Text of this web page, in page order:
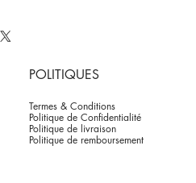
POLITIQUES
Termes & Conditions
Politique de Confidentialité
Politique de livraison
Politique de remboursement